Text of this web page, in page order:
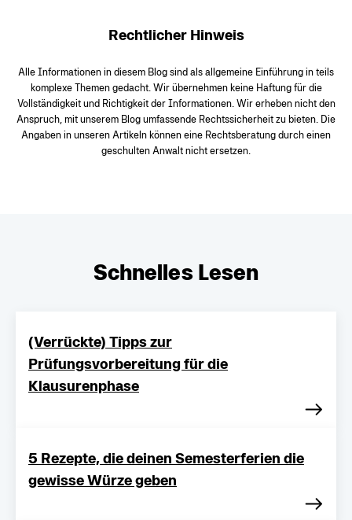
Rechtlicher Hinweis
Alle Informationen in diesem Blog sind als allgemeine Einführung in teils
komplexe Themen gedacht. Wir übernehmen keine Haftung für die
Vollständigkeit und Richtigkeit der Informationen. Wir erheben nicht den
Anspruch, mit unserem Blog umfassende Rechtssicherheit zu bieten. Die
Angaben in unseren Artikeln können eine Rechtsberatung durch einen
geschulten Anwalt nicht ersetzen.
Schnelles Lesen
(Verrückte) Tipps zur
Prüfungsvorbereitung für die
Klausurenphase
5 Rezepte, die deinen Semesterferien die
gewisse Würze geben